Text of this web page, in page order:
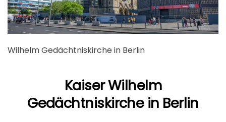
Wilhelm Gedächtniskirche in Berlin
Kaiser Wilhelm
Gedächtniskirche in Berlin